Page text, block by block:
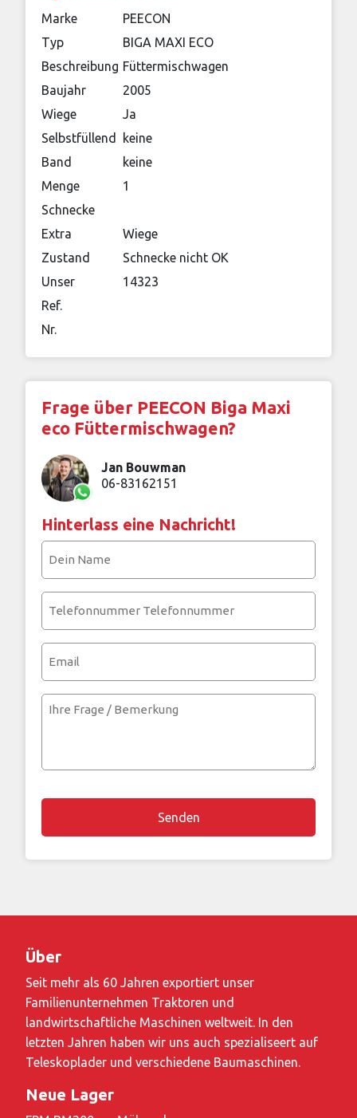
Marke
PEECON
Typ
BIGA MAXI ECO
Beschreibung Füttermischwagen
Baujahr
2005
Wiege
Ja
Selbstfüllend
keine
Band
keine
Menge
Schnecke
1
Extra
Wiege
Zustand
Schnecke nicht OK
Unser
Ref.
Nr.
14323
Frage über PEECON Biga Maxi
eco Füttermischwagen?
Jan Bouwman
06-83162151
Hinterlass eine Nachricht!
(erforderlich)
Ihre
Über
Seit mehr als 60 Jahren exportiert unser
Familienunternehmen Traktoren und
landwirtschaftliche Maschinen weltweit. In den
letzten Jahren haben wir uns auch spezialiseert auf
Teleskoplader und verschiedene Baumaschinen.
Neue Lager